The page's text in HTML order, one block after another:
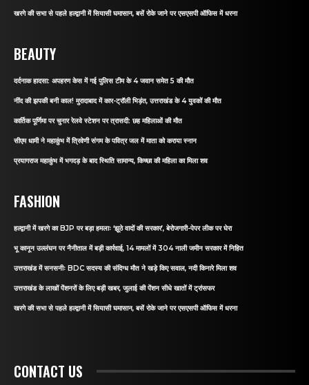
खरगे की सभा से पहले हल्द्वानी में सियासी घमासान, बसें रोके जाने पर एसएसपी ऑफिस में धरना
BEAUTY
दर्दनाक हादसा: अपहरण केस में गई पुलिस टीम के 4 जवान समेत 5 की मौत
नींद की झपकी बनी काल! मुरादाबाद में कार-ट्रॉली भिड़ंत, उत्तराखंड के 4 युवकों की मौत
कार्तिक पूर्णिमा पर चुनार रेलवे स्टेशन पर त्रासदी: छह महिलाओं की मौत
सीएम धामी ने महाकुंभ में त्रिवेणी संगम के पवित्र जल में माता को कराया स्नान
प्रयागराज महाकुंभ में भगदड़ के बाद स्थिति सामान्य, किच्छा की महिला का मिला शव
FASHION
हल्द्वानी में खरगे का BJP पर बड़ा हमलाः ‘झूठे वादों की सरकार’, बेरोजगारी-पेपर लीक पर घेरा
भू कानून उल्लंघन पर नैनीताल में बड़ी कार्रवाई, 14 मामलों में 304 नाली जमीन सरकार में निहित
उत्तराखंड में सनसनीः BDC सदस्य की संदिग्ध मौत ने खड़े किए सवाल, नदी किनारे मिला शव
उत्तराखंड के लाखों पेंशनरों के लिए बड़ी खबर, जुलाई की पेंशन सीधे खातों में ट्रांसफर
खरगे की सभा से पहले हल्द्वानी में सियासी घमासान, बसें रोके जाने पर एसएसपी ऑफिस में धरना
CONTACT US